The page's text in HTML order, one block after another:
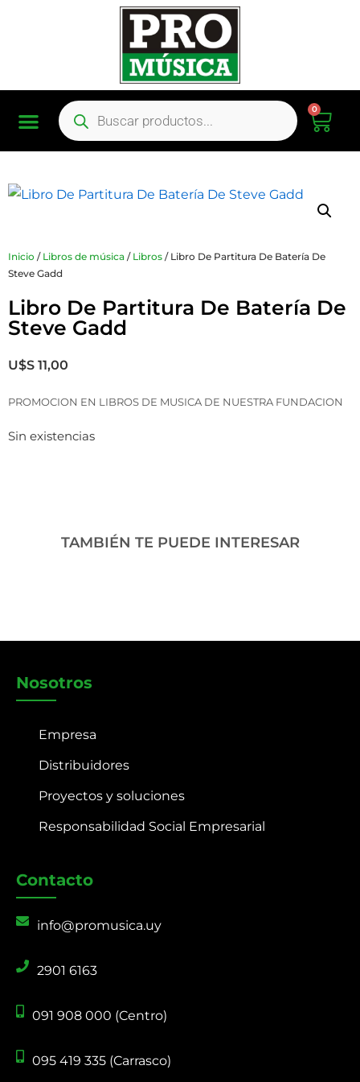
0
Inicio / Libros de música / Libros / Libro De Partitura De Batería De
Steve Gadd
Libro De Partitura De Batería De
Steve Gadd
U$S 11,00
PROMOCION EN LIBROS DE MUSICA DE NUESTRA FUNDACION
Sin existencias
TAMBIÉN TE PUEDE INTERESAR
Nosotros
Empresa
Distribuidores
Proyectos y soluciones
Responsabilidad Social Empresarial
Contacto
info@promusica.uy
2901 6163
091 908 000 (Centro)
095 419 335 (Carrasco)